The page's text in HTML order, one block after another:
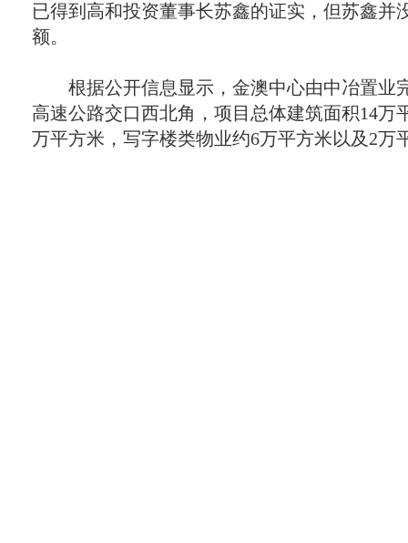
已得到高和投资董事长苏鑫的证实，但苏鑫并
额。
根据公开信息显示，金澳中心由中冶置业
高速公路交口西北角，项目总体建筑面积14万
万平方米，写字楼类物业约6万平方米以及2万